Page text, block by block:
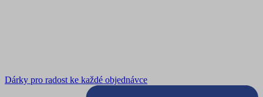
Dárky pro radost ke každé objednávce